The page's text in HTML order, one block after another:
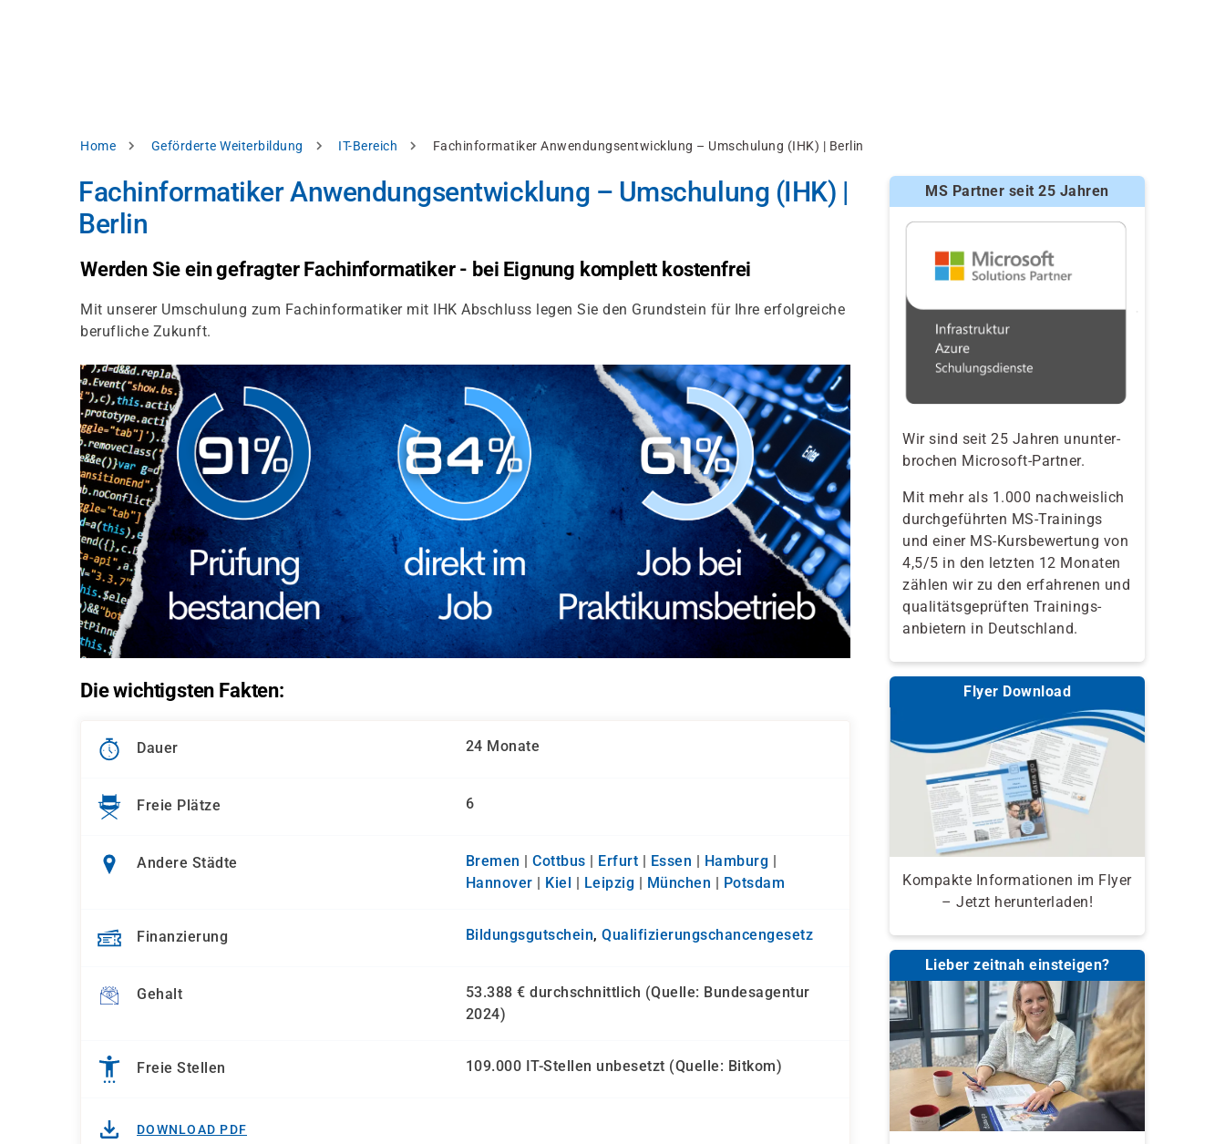
Pfadnavigation
Home Geförderte Weiterbildung IT-Bereich Fachinformatiker Anwendungsentwicklung – Umschulung (IHK) | Berlin
Fachinformatiker Anwendungsentwicklung – Umschulung (IHK) |
Berlin
Werden Sie ein gefragter Fachinformatiker - bei Eignung komplett kostenfrei
Mit unserer Umschulung zum Fachinformatiker mit IHK Abschluss legen Sie den Grundstein für Ihre erfolgreiche
berufliche Zukunft.
Die wichtigsten Fakten:
Dauer 24 Monate
Freie Plätze 6
Andere Städte Bremen | Cottbus | Erfurt | Essen | Hamburg |
Hannover | Kiel | Leipzig | München | Potsdam
Finanzierung Bildungsgutschein, Qualifizierungs­chancen­gesetz
Gehalt
53.388 € durchschnittlich (Quelle: Bundesagentur
2024)
Freie Stellen 109.000 IT-Stellen unbesetzt (Quelle: Bitkom)
DOWNLOAD PDF
MS Partner seit 25 Jahren
Wir sind seit 25 Jahren ununter-
brochen Microsoft-Partner.
Mit mehr als 1.000 nachweislich
durchgeführten MS-Trainings
und einer MS-Kursbewertung von
4,5/5 in den letzten 12 Monaten
zählen wir zu den erfahrenen und
qualitäts­geprüften Trainings­
anbietern in Deutschland.
Flyer Download
Kompakte Informationen im Flyer
– Jetzt herunterladen!
Lieber zeitnah einsteigen?
Einstellungen
Datenschutzhinweis